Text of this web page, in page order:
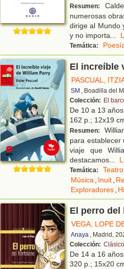
Resumen:
numerosas
dirige al Mundo
y no importa
Temática:
El increíble
PASCUAL,
SM
, Boadilla del
Colección: El
De 10 a 13 años.
162 p.; 12x19
Resumen:
para establecer
viaje que
destacamos
Temática: Teatro
Música
Inuit
Exploradores
El perro del
VEGA, LOPE
Anaya
, Madrid,
Colección:
De 14 a 16 años.
320 p.; 15x20